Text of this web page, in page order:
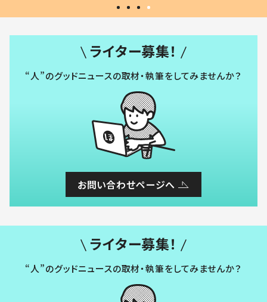
ライター募集！
“人”のグッドニュースの取材・執筆をしてみませんか？
お問い合わせページへ
ライター募集！
“人”のグッドニュースの取材・執筆をしてみませんか？